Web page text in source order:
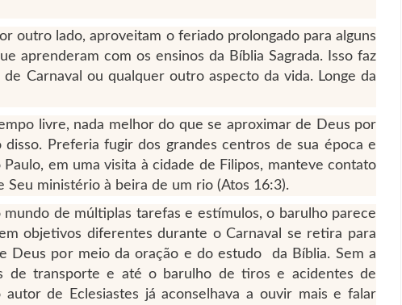
outro lado, aproveitam o feriado prolongado para alguns
aprenderam com os ensinos da Bíblia Sagrada. Isso faz
Carnaval ou qualquer outro aspecto da vida. Longe da
livre, nada melhor do que se aproximar de Deus por
Preferia fugir dos grandes centros de sua época e
em uma visita à cidade de Filipos, manteve contato
ministério à beira de um rio (Atos 16:3).
mundo de múltiplas tarefas e estímulos, o barulho parece
objetivos diferentes durante o Carnaval se retira para
Deus por meio da oração e do estudo da Bíblia. Sem a
de transporte e até o barulho de tiros e acidentes de
de Eclesiastes já aconselhava a ouvir mais e falar